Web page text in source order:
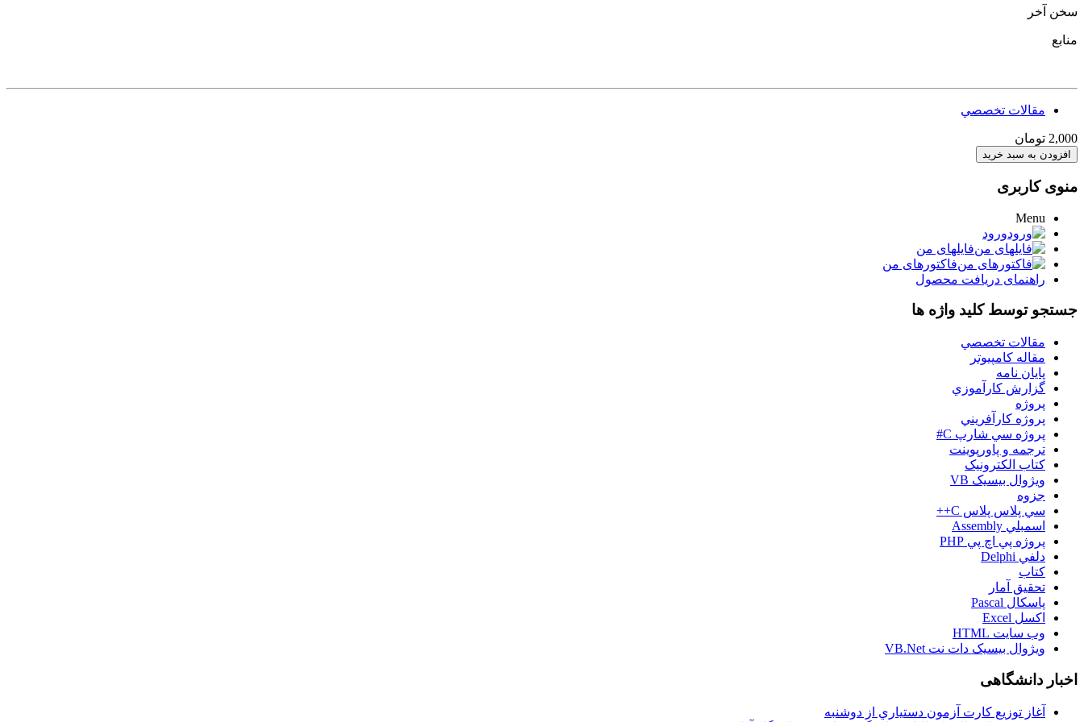
سخن آخر
منابع
مقالات تخصصي
2,000 تومان
منوی کاربری
Menu
ورود
فایلهای من
فاکتورهای من
راهنمای دریافت محصول
جستجو توسط کلید واژه ها
مقالات تخصصي
مقاله کامپیوتر
پایان نامه
گزارش کارآموزي
پروژه
پروژه کارآفريني
پروژه سي شارپ C#
ترجمه و پاورپوينت
کتاب الکترونيک
ويژوال بيسيک VB
جزوه
سي پلاس پلاس C++
اسمبلي Assembly
پروژه پي اچ پي PHP
دلفي Delphi
کتاب
تحقيق آمار
پاسکال Pascal
اکسل Excel
وب سايت HTML
ويژوال بيسيک دات نت VB.Net
اخبار دانشگاهی
آغاز توزيع کارت آزمون دستياري از دوشنبه